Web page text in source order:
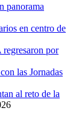
panorama
en centro de
regresaron por
las Jornadas
al reto de la